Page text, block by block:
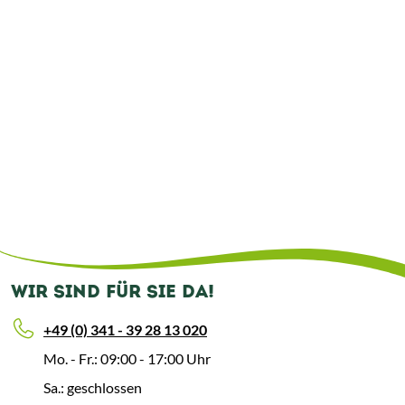
WIR SIND FÜR SIE DA!
+49 (0) 341 - 39 28 13 020
Mo. - Fr.: 09:00 - 17:00 Uhr
Sa.: geschlossen